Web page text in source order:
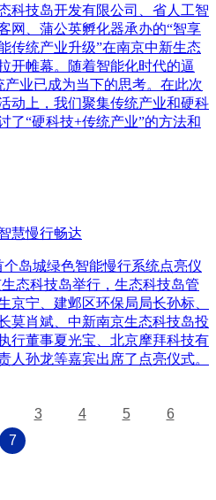
科技岛开发有限公司、省人工智
网、蒲公英孵化器承办的“智享
传统产业升级”在南京中新生态
开帷幕。随着智能化时代的逼
产业已成为当下的思考。在此次
动上，我们聚集传统产业和硬科
了“硬科技+传统产业”的方法和
慧慢行畅达
个岛城绿色智能慢行系统点亮仪
态科技岛举行，生态科技岛管
京宁、建邺区环保局局长孙标、
莫肖斌、中新南京生态科技岛投
行董事夏光宝、北京摩拜科技有
人孙龙等嘉宾出席了点亮仪式。
3 4 5
6
7